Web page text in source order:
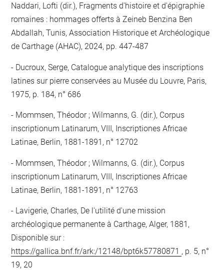
Naddari, Lofti (dir.), Fragments d'histoire et d'épigraphie
romaines : hommages offerts à Zeineb Benzina Ben
Abdallah, Tunis, Association Historique et Archéologique
de Carthage (AHAC), 2024, pp. 447-487
Ducroux, Serge, Catalogue analytique des inscriptions
latines sur pierre conservées au Musée du Louvre, Paris,
1975, p. 184, n° 686
Mommsen, Théodor ; Wilmanns, G. (dir.), Corpus
inscriptionum Latinarum, VIII, Inscriptiones Africae
Latinae, Berlin, 1881-1891, n° 12702
Mommsen, Théodor ; Wilmanns, G. (dir.), Corpus
inscriptionum Latinarum, VIII, Inscriptiones Africae
Latinae, Berlin, 1881-1891, n° 12763
Lavigerie, Charles, De l'utilité d'une mission
archéologique permanente à Carthage, Alger, 1881,
Disponible sur :
https://gallica.bnf.fr/ark:/12148/bpt6k57780871 , p. 5, n°
19, 20